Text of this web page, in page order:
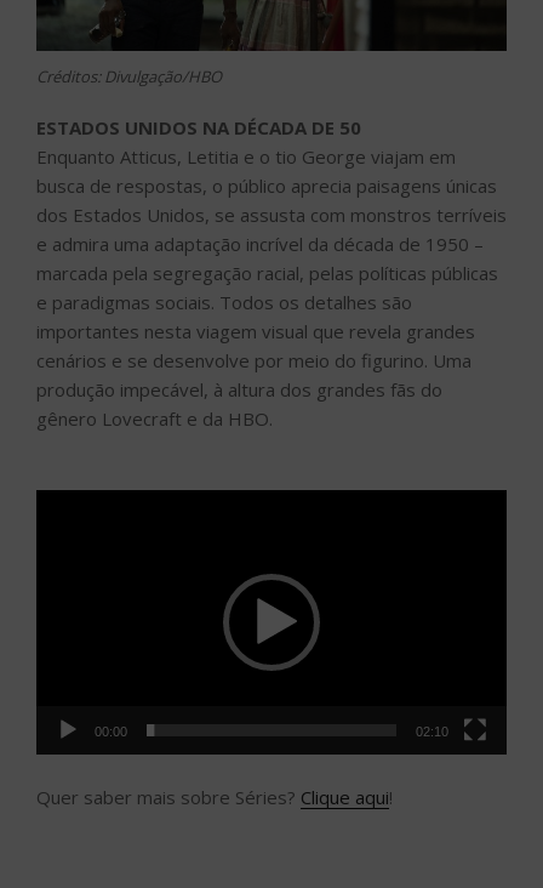
Créditos: Divulgação/HBO
ESTADOS UNIDOS NA DÉCADA DE 50
Enquanto Atticus, Letitia e o tio George viajam em
busca de respostas, o público aprecia paisagens únicas
dos Estados Unidos, se assusta com monstros terríveis
e admira uma adaptação incrível da década de 1950 –
marcada pela segregação racial, pelas políticas públicas
e paradigmas sociais. Todos os detalhes são
importantes nesta viagem visual que revela grandes
cenários e se desenvolve por meio do figurino. Uma
produção impecável, à altura dos grandes fãs do
gênero Lovecraft e da HBO.
00:00 02:10
Quer saber mais sobre Séries? Clique aqui!